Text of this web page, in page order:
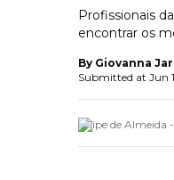
Profissionais
encontrar os
By Giovanna
Submitted at Jun
Felipe de Almeida